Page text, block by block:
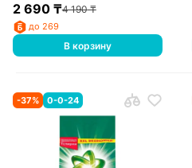
2 690₸4 190₸
до 269
В корзину
-37% 0-0-24